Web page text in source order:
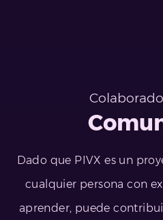
Dado que PIVX es un
cualquier persona con
aprender, puede